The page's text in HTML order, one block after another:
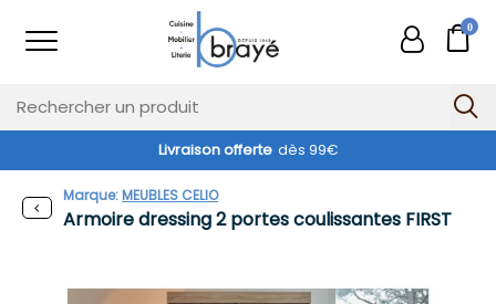
0
Livraison offerte dès 99€
Armoire dressing 2 portes coulissantes FIRST
Marque:MEUBLES CELIO